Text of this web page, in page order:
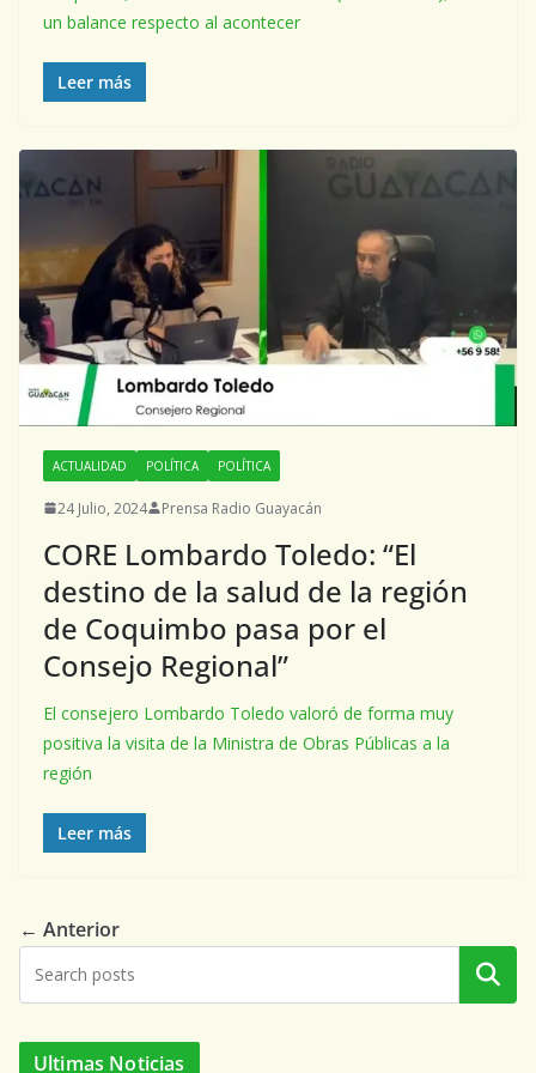
un balance respecto al acontecer
Leer más
ACTUALIDAD POLÍTICA POLÍTICA
24 Julio, 2024 Prensa Radio Guayacán
CORE Lombardo Toledo: “El
destino de la salud de la región
de Coquimbo pasa por el
Consejo Regional”
El consejero Lombardo Toledo valoró de forma muy
positiva la visita de la Ministra de Obras Públicas a la
región
Leer más
← Anterior
Buscar
Ultimas Noticias